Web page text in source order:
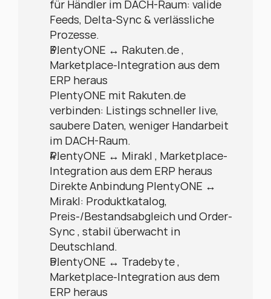
für Händler im DACH-Raum: valide
Feeds, Delta-Sync & verlässliche
Prozesse.
PlentyONE ↔ Rakuten.de ,
Marketplace-Integration aus dem
ERP heraus
PlentyONE mit Rakuten.de
verbinden: Listings schneller live,
saubere Daten, weniger Handarbeit
im DACH-Raum.
PlentyONE ↔ Mirakl , Marketplace-
Integration aus dem ERP heraus
Direkte Anbindung PlentyONE ↔
Mirakl: Produktkatalog,
Preis-/Bestandsabgleich und Order-
Sync , stabil überwacht in
Deutschland.
PlentyONE ↔ Tradebyte ,
Marketplace-Integration aus dem
ERP heraus